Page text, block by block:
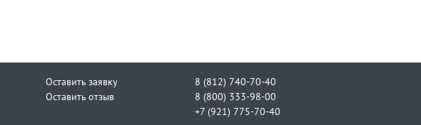
Оставить заявку
Оставить отзыв
8 (812) 740-70-40
8 (800) 333-98-00
+7 (921) 775-70-40